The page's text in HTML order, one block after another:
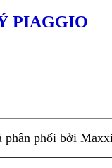
PIAGGIO
phân phối bởi